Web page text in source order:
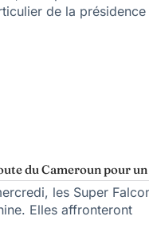
de la
du Cameroun pour
les Super
Elles affronteront